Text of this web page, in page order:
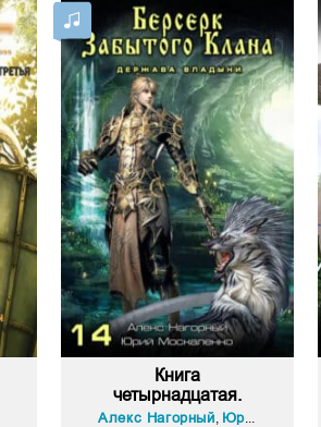
Книга
четырнадцатая.
Бер...
Алекс Нагорный Юрий Москаленко